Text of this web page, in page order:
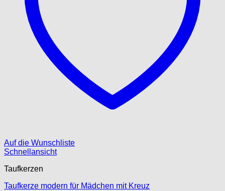
Auf die Wunschliste
Schnellansicht
Taufkerzen
Taufkerze modern für Mädchen mit Kreuz